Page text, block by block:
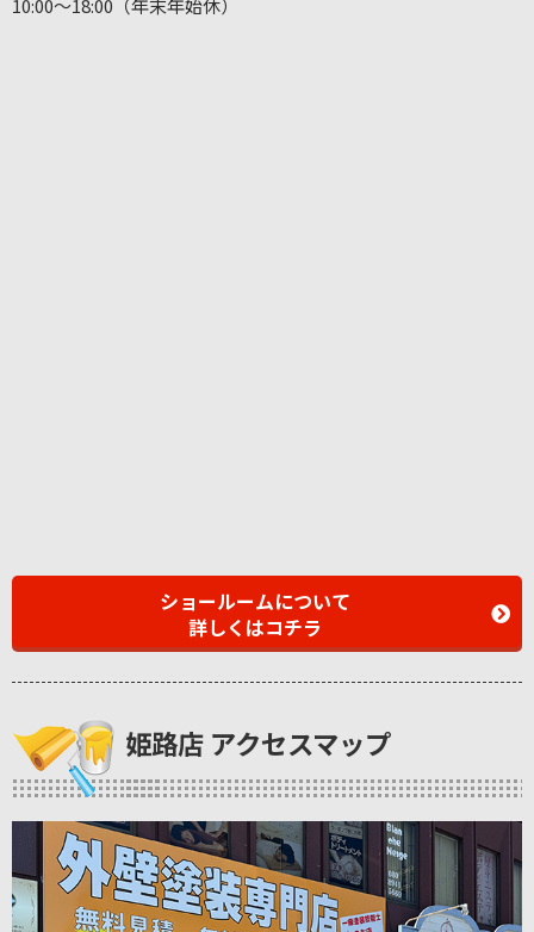
10:00～18:00（年末年始休）
ショールームについて
詳しくはコチラ
姫路店 アクセスマップ